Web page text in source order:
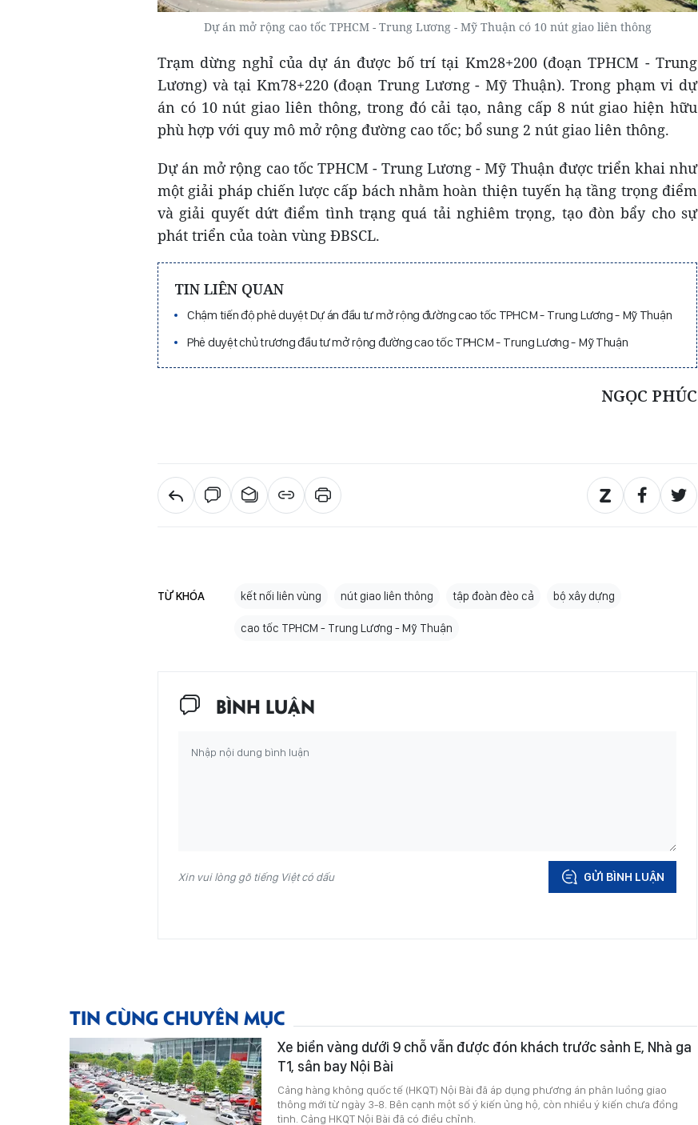
Dự án mở rộng cao tốc TPHCM - Trung Lương - Mỹ Thuận có 10 nút giao liên thông
Trạm dừng nghỉ của dự án được bố trí tại Km28+200 (đoạn TPHCM - Trung
Lương) và tại Km78+220 (đoạn Trung Lương - Mỹ Thuận). Trong phạm vi dự
án có 10 nút giao liên thông, trong đó cải tạo, nâng cấp 8 nút giao hiện hữu
phù hợp với quy mô mở rộng đường cao tốc; bổ sung 2 nút giao liên thông.
Dự án mở rộng cao tốc TPHCM - Trung Lương - Mỹ Thuận được triển khai như
một giải pháp chiến lược cấp bách nhằm hoàn thiện tuyến hạ tầng trọng điểm
và giải quyết dứt điểm tình trạng quá tải nghiêm trọng, tạo đòn bẩy cho sự
phát triển của toàn vùng ĐBSCL.
TIN LIÊN QUAN
Chậm tiến độ phê duyệt Dự án đầu tư mở rộng đường cao tốc TPHCM - Trung Lương - Mỹ Thuận
Phê duyệt chủ trương đầu tư mở rộng đường cao tốc TPHCM - Trung Lương - Mỹ Thuận
NGỌC PHÚC
TỪ KHÓA kết nối liên vùng nút giao liên thông tập đoàn đèo cả bộ xây dựng
cao tốc TPHCM - Trung Lương - Mỹ Thuận
BÌNH LUẬN
Xin vui lòng gõ tiếng Việt có dấu GỬI BÌNH LUẬN
TIN CÙNG CHUYÊN MỤC
Xe biển vàng dưới 9 chỗ vẫn được đón khách trước sảnh E, Nhà ga
T1, sân bay Nội Bài
Cảng hàng không quốc tế (HKQT) Nội Bài đã áp dụng phương án phân luồng giao
thông mới từ ngày 3-8. Bên cạnh một số ý kiến ủng hộ, còn nhiều ý kiến chưa đồng
tình. Cảng HKQT Nội Bài đã có điều chỉnh.